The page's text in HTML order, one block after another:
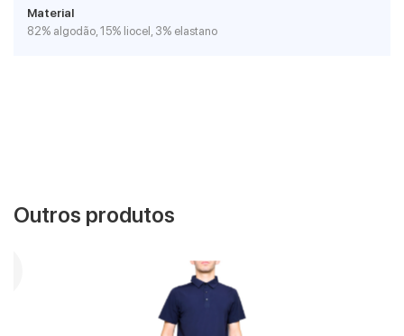
Material
82% algodão, 15% liocel, 3% elastano
Outros produtos